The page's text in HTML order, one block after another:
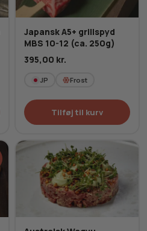
Japansk A5+ grillspyd
MBS 10-12 (ca. 250g)
395,00 kr.
JP Frost
Tilføj til kurv